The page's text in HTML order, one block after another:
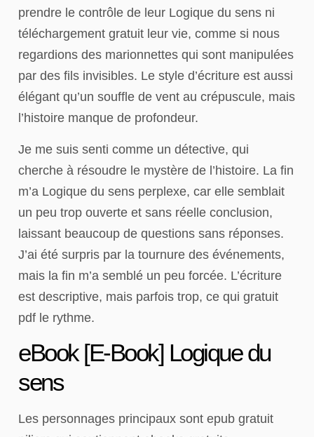
prendre le contrôle de leur Logique du sens ni
téléchargement gratuit leur vie, comme si nous
regardions des marionnettes qui sont manipulées
par des fils invisibles. Le style d’écriture est aussi
élégant qu’un souffle de vent au crépuscule, mais
l’histoire manque de profondeur.
Je me suis senti comme un détective, qui
cherche à résoudre le mystère de l’histoire. La fin
m’a Logique du sens perplexe, car elle semblait
un peu trop ouverte et sans réelle conclusion,
laissant beaucoup de questions sans réponses.
J’ai été surpris par la tournure des événements,
mais la fin m’a semblé un peu forcée. L’écriture
est descriptive, mais parfois trop, ce qui gratuit
pdf le rythme.
eBook [E-Book] Logique du
sens
Les personnages principaux sont epub gratuit